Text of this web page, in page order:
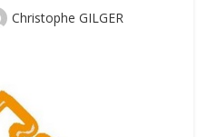
Author
Christophe GILGER